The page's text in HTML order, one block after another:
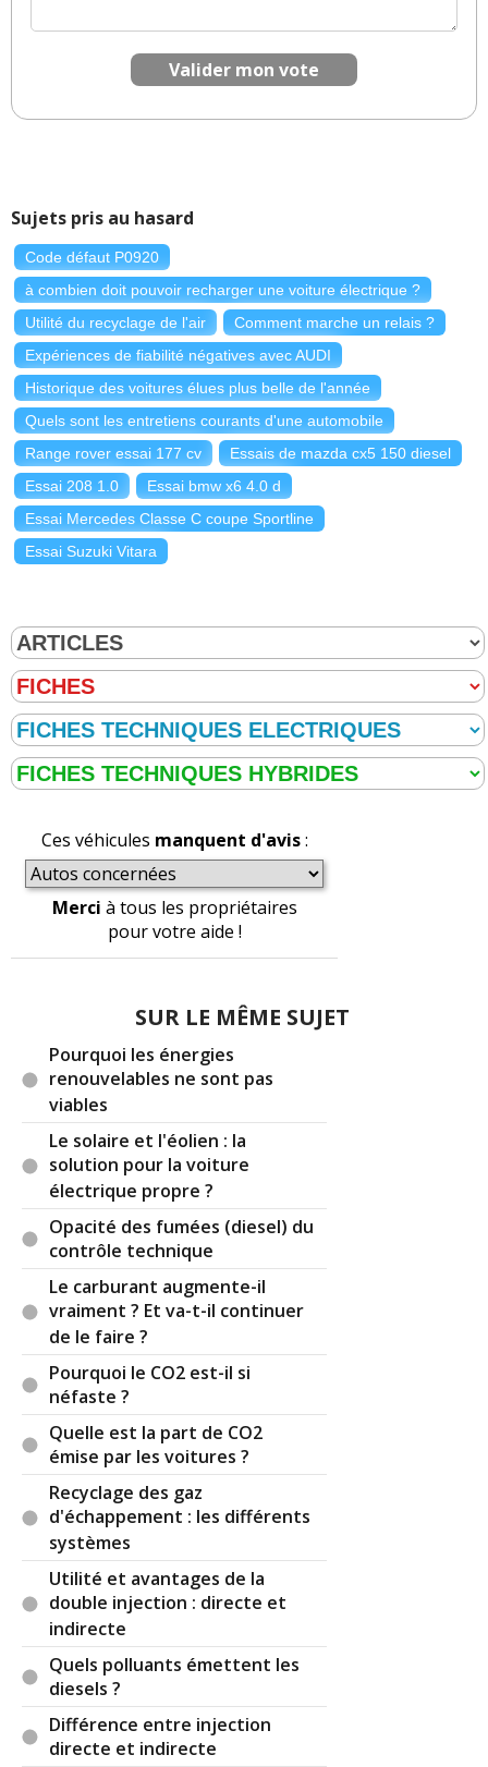
Valider mon vote
Sujets pris au hasard
Code défaut P0920
à combien doit pouvoir recharger une voiture électrique ?
Utilité du recyclage de l'air
Comment marche un relais ?
Expériences de fiabilité négatives avec AUDI
Historique des voitures élues plus belle de l'année
Quels sont les entretiens courants d'une automobile
Range rover essai 177 cv
Essais de mazda cx5 150 diesel
Essai 208 1.0
Essai bmw x6 4.0 d
Essai Mercedes Classe C coupe Sportline
Essai Suzuki Vitara
Ces véhicules manquent d'avis:
Merci à tous les propriétaires
pour votre aide !
SUR LE MÊME SUJET
Pourquoi les énergies
renouvelables ne sont pas
viables
Le solaire et l'éolien : la
solution pour la voiture
électrique propre ?
Opacité des fumées (diesel) du
contrôle technique
Le carburant augmente-il
vraiment ? Et va-t-il continuer
de le faire ?
Pourquoi le CO2 est-il si
néfaste ?
Quelle est la part de CO2
émise par les voitures ?
Recyclage des gaz
d'échappement : les différents
systèmes
Utilité et avantages de la
double injection : directe et
indirecte
Quels polluants émettent les
diesels ?
Différence entre injection
directe et indirecte